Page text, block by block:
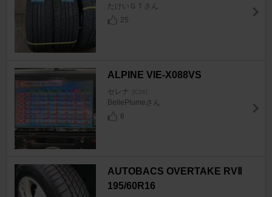
たけいＧＴさん
25
ALPINE VIE-X088VS
セレナ [C26]
BellePlumeさん
6
AUTOBACS OVERTAKE RVⅡ
195/60R16